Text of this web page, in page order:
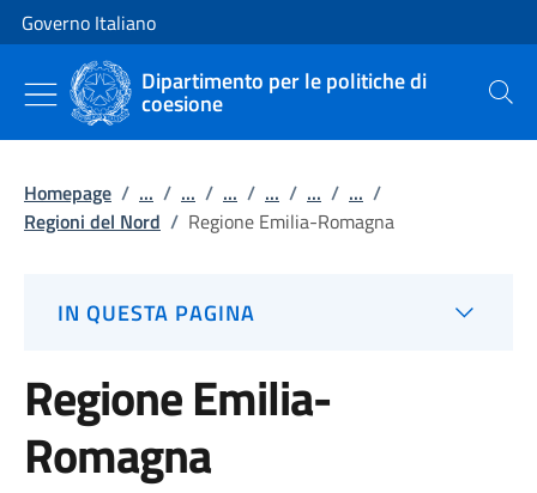
Vai al contenuto
Vai alla navigazione del sito
Governo Italiano
Dipartimento per le politiche di
coesione Cerca
Homepage / ... / ... / ... / ... / ... / ... /
Regioni del Nord / Regione Emilia-Romagna
IN QUESTA PAGINA
Regione Emilia-
Romagna